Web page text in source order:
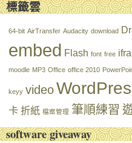
標籤雲
64-bit AirTransfer Audacity download
embed Flash font free
moodle MP3 Office office 2010
keyy video
卡 折紙 檔案管理 筆順練習
software giveaway